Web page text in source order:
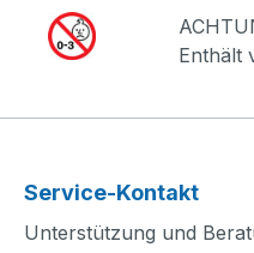
Enthält
Service-Kontakt
Unterstützung und